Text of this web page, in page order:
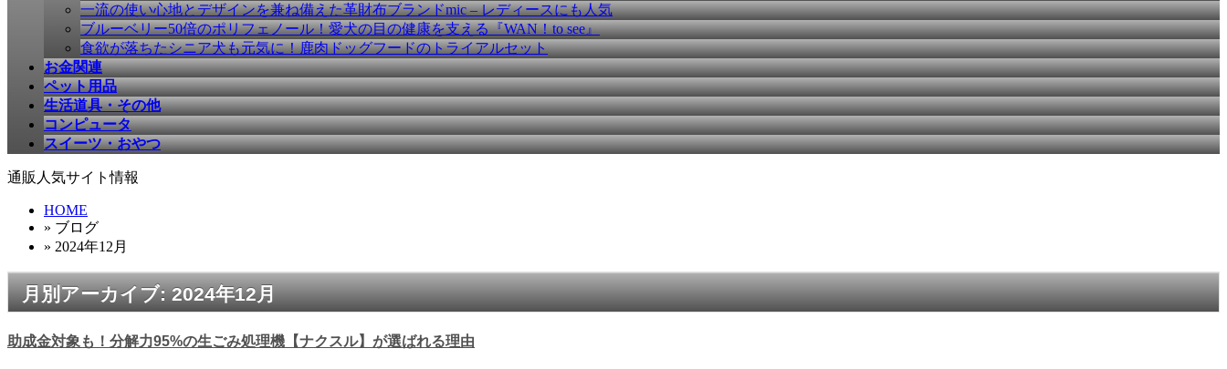
一流の使い心地とデザインを兼ね備えた革財布ブランドmic – レディースにも人気
ブルーベリー50倍のポリフェノール！愛犬の目の健康を支える『WAN！to see』
食欲が落ちたシニア犬も元気に！鹿肉ドッグフードのトライアルセット
お金関連
ペット用品
生活道具・その他
コンピュータ
スイーツ・おやつ
通販人気サイト情報
HOME
» ブログ
» 2024年12月
月別アーカイブ: 2024年12月
助成金対象も！分解力95%の生ごみ処理機【ナクスル】が選ばれる理由